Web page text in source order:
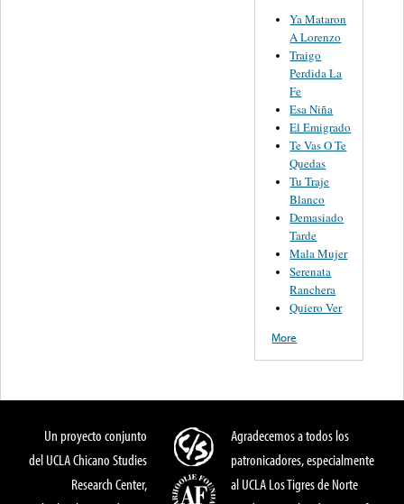
Ya Mataron
A Lorenzo
Traigo
Perdida La
Fe
Esa Niña
El Emigrado
Te Vas O Te
Quedas
Tu Traje
Blanco
Demasiado
Tarde
Mala Mujer
Serenata
Ranchera
Quiero Ver
More
Un proyecto conjunto
del UCLA Chicano Studies
Research Center,
Agradecemos a todos los
patronicadores, especialmente
al UCLA Los Tigres de Norte